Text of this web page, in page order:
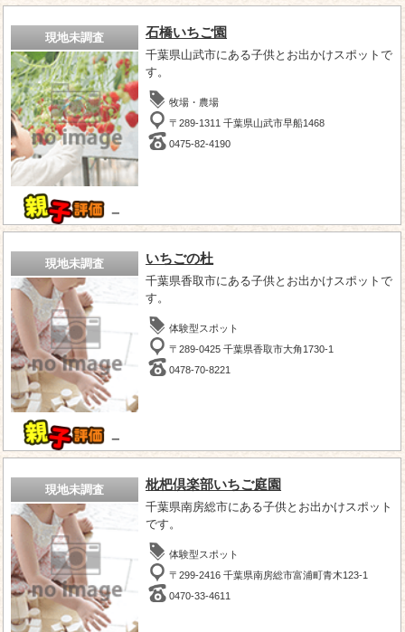
現地未調査
－
石橋いちご園
千葉県山武市にある子供とお出かけスポットで
す。
牧場・農場
〒289-1311 千葉県山武市早船1468
0475-82-4190
現地未調査
－
いちごの杜
千葉県香取市にある子供とお出かけスポットで
す。
体験型スポット
〒289-0425 千葉県香取市大角1730-1
0478-70-8221
現地未調査 枇杷倶楽部いちご庭園
千葉県南房総市にある子供とお出かけスポット
です。
体験型スポット
〒299-2416 千葉県南房総市富浦町青木123-1
0470-33-4611